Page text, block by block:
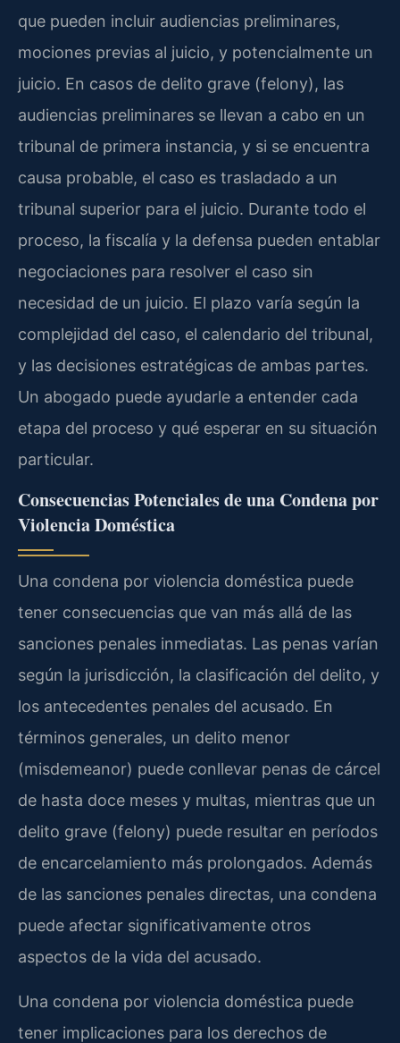
que pueden incluir audiencias preliminares,
mociones previas al juicio, y potencialmente un
juicio. En casos de delito grave (felony), las
audiencias preliminares se llevan a cabo en un
tribunal de primera instancia, y si se encuentra
causa probable, el caso es trasladado a un
tribunal superior para el juicio. Durante todo el
proceso, la fiscalía y la defensa pueden entablar
negociaciones para resolver el caso sin
necesidad de un juicio. El plazo varía según la
complejidad del caso, el calendario del tribunal,
y las decisiones estratégicas de ambas partes.
Un abogado puede ayudarle a entender cada
etapa del proceso y qué esperar en su situación
particular.
Consecuencias Potenciales de una Condena por
Violencia Doméstica
Una condena por violencia doméstica puede
tener consecuencias que van más allá de las
sanciones penales inmediatas. Las penas varían
según la jurisdicción, la clasificación del delito, y
los antecedentes penales del acusado. En
términos generales, un delito menor
(misdemeanor) puede conllevar penas de cárcel
de hasta doce meses y multas, mientras que un
delito grave (felony) puede resultar en períodos
de encarcelamiento más prolongados. Además
de las sanciones penales directas, una condena
puede afectar significativamente otros
aspectos de la vida del acusado.
Una condena por violencia doméstica puede
tener implicaciones para los derechos de